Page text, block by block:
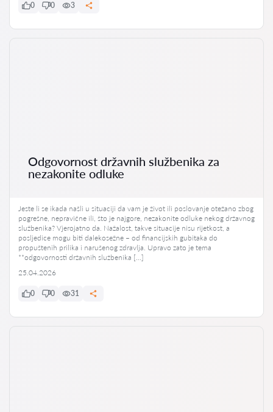
0 0 3
Odgovornost državnih službenika za
nezakonite odluke
Jeste li se ikada našli u situaciji da vam je život ili poslovanje otežano zbog
pogrešne, nepravične ili, što je najgore, nezakonite odluke nekog državnog
službenika? Vjerojatno da. Nažalost, takve situacije nisu rijetkost, a
posljedice mogu biti dalekosežne – od financijskih gubitaka do
propuštenih prilika i narušenog zdravlja. Upravo zato je tema
**odgovornosti državnih službenika […]
25.04.2026
0 0 31